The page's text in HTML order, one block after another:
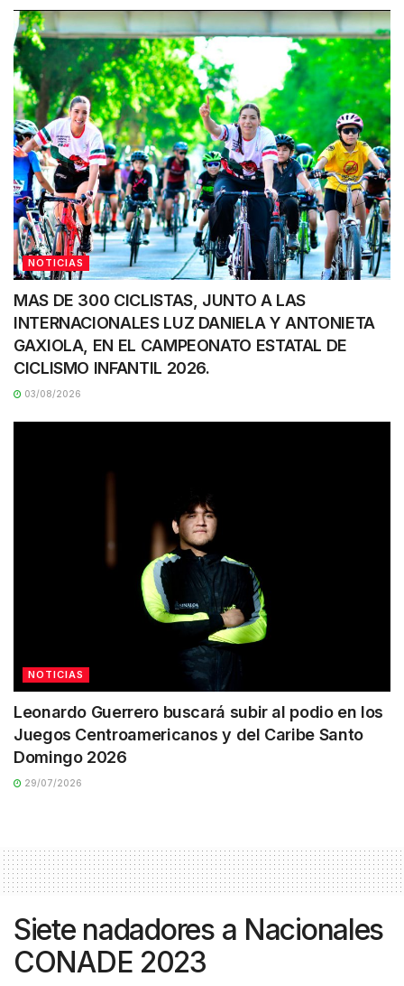
NOTICIAS
MAS DE 300 CICLISTAS, JUNTO A LAS
INTERNACIONALES LUZ DANIELA Y ANTONIETA
GAXIOLA, EN EL CAMPEONATO ESTATAL DE
CICLISMO INFANTIL 2026.
03/08/2026
NOTICIAS
Leonardo Guerrero buscará subir al podio en los
Juegos Centroamericanos y del Caribe Santo
Domingo 2026
29/07/2026
Siete nadadores a Nacionales
CONADE 2023